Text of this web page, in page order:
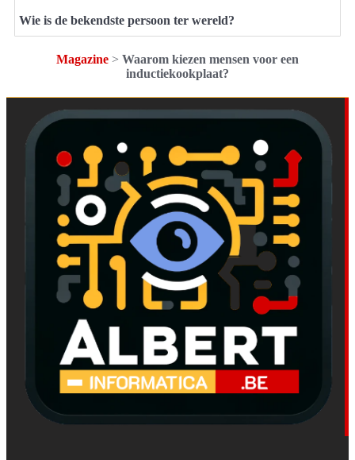
Wie is de bekendste persoon ter wereld?
Magazine > Waarom kiezen mensen voor een
inductiekookplaat?